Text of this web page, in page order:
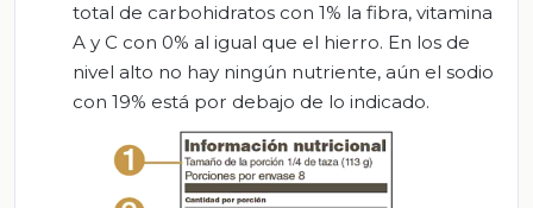
total de carbohidratos con 1% la fibra, vitamina
A y C con 0% al igual que el hierro. En los de
nivel alto no hay ningún nutriente, aún el sodio
con 19% está por debajo de lo indicado.